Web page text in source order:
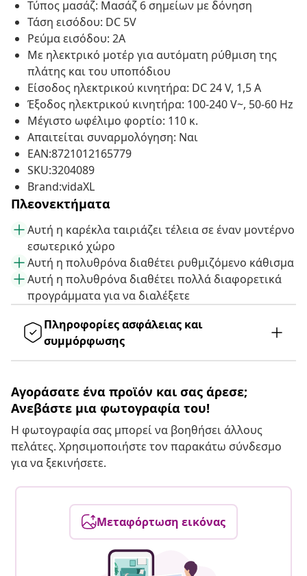
Τύπος μασάζ: Μασάζ 6 σημείων με δόνηση
Τάση εισόδου: DC 5V
Ρεύμα εισόδου: 2A
Με ηλεκτρικό μοτέρ για αυτόματη ρύθμιση της
πλάτης και του υποπόδιου
Είσοδος ηλεκτρικού κινητήρα: DC 24 V, 1,5 A
Έξοδος ηλεκτρικού κινητήρα: 100-240 V~, 50-60 Hz
Μέγιστο ωφέλιμο φορτίο: 110 κ.
Απαιτείται συναρμολόγηση: Ναι
EAN:8721012165779
SKU:3204089
Brand:vidaXL
Πλεονεκτήματα
Αυτή η καρέκλα ταιριάζει τέλεια σε έναν μοντέρνο
εσωτερικό χώρο
Αυτή η πολυθρόνα διαθέτει ρυθμιζόμενο κάθισμα
Αυτή η πολυθρόνα διαθέτει πολλά διαφορετικά
προγράμματα για να διαλέξετε
Πληροφορίες ασφάλειας και
συμμόρφωσης
Αγοράσατε ένα προϊόν και σας άρεσε;
Ανεβάστε μια φωτογραφία του!
Η φωτογραφία σας μπορεί να βοηθήσει άλλους
πελάτες. Χρησιμοποιήστε τον παρακάτω σύνδεσμο
για να ξεκινήσετε.
Μεταφόρτωση εικόνας